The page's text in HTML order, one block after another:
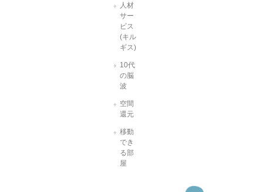
人材
サー
ビス
(キル
ギス)
10代
の脳
波
空間
還元
移動
でき
る部
屋